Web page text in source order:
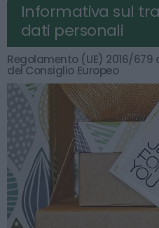
Informativa sul
dati personali
Regolamento (UE) 2016/679
del Consiglio Europeo